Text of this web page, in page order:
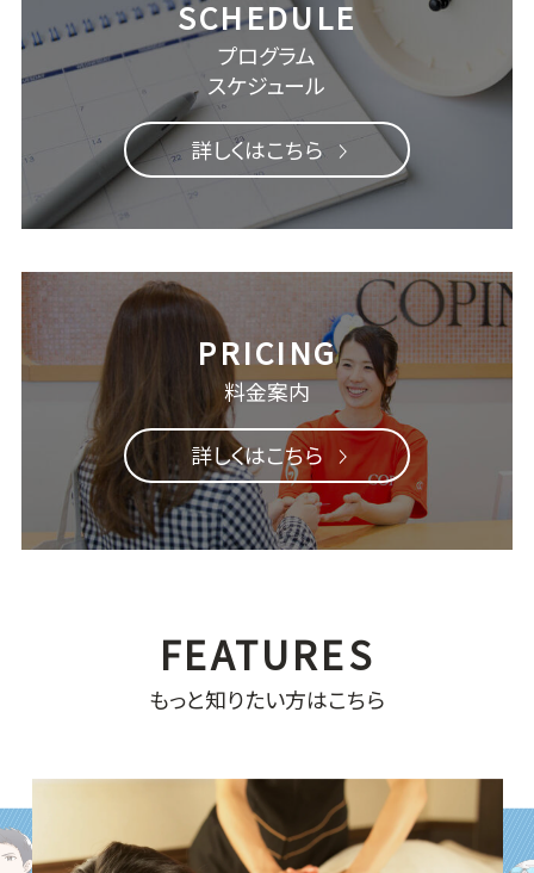
プログラム
スケジュール
詳しくはこちら
料金案内
詳しくはこちら
もっと知りたい方はこちら